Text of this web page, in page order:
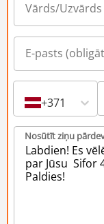
+371
Nosūtīt ziņu